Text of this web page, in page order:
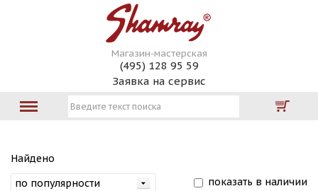
Магазин-мастерская
(495) 128 95 59
Заявка на сервис
Найдено
показать в наличии